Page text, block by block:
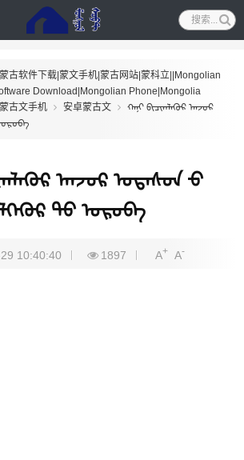
古软件下载|蒙文手机|蒙古网站|蒙科立||Mongolian
Download|Mongolian Phone|Mongolia
蒙古文手机 安卓蒙古文
ᠬᠠᠨᠢ ᠪᠢᠴᠢᠭᠯᠡᠭᠦᠷ ᠠᠨ᠋ᠵᠣᠷ
ᠣᠷᠣᠪᠠ
ᠠᠨ᠋ᠵᠣᠷ ᠤᠲᠠᠰᠤᠨ ᠊ᠤ
ᠲᠦ ᠣᠷᠣᠪᠠ
10:40:40 1897 A+ A-